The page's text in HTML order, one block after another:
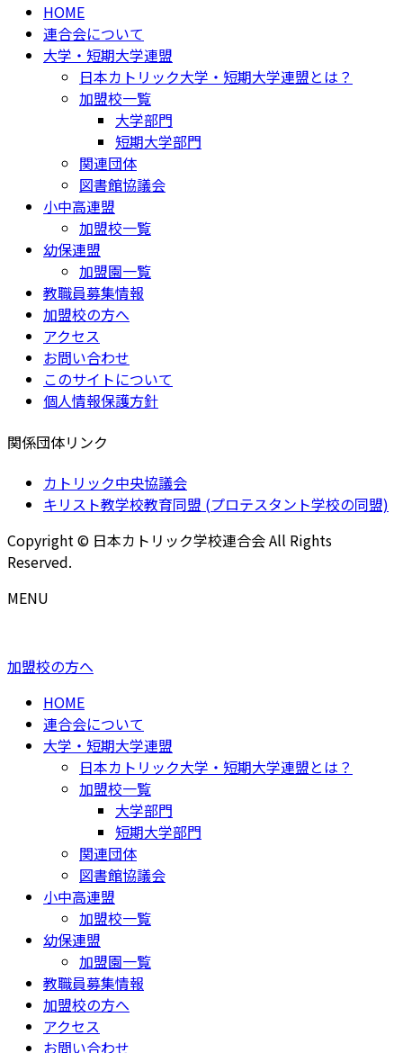
HOME
連合会について
大学・短期大学連盟
日本カトリック大学・短期大学連盟とは？
加盟校一覧
大学部門
短期大学部門
関連団体
図書館協議会
小中高連盟
加盟校一覧
幼保連盟
加盟園一覧
教職員募集情報
加盟校の方へ
アクセス
お問い合わせ
このサイトについて
個人情報保護方針
関係団体リンク
カトリック中央協議会
キリスト教学校教育同盟 (プロテスタント学校の同盟)
Copyright © 日本カトリック学校連合会 All Rights
Reserved.
MENU
加盟校の方へ
HOME
連合会について
大学・短期大学連盟
日本カトリック大学・短期大学連盟とは？
加盟校一覧
大学部門
短期大学部門
関連団体
図書館協議会
小中高連盟
加盟校一覧
幼保連盟
加盟園一覧
教職員募集情報
加盟校の方へ
アクセス
お問い合わせ